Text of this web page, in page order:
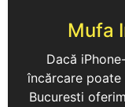
Mufa
Dacă
încărcare
Bucuresti